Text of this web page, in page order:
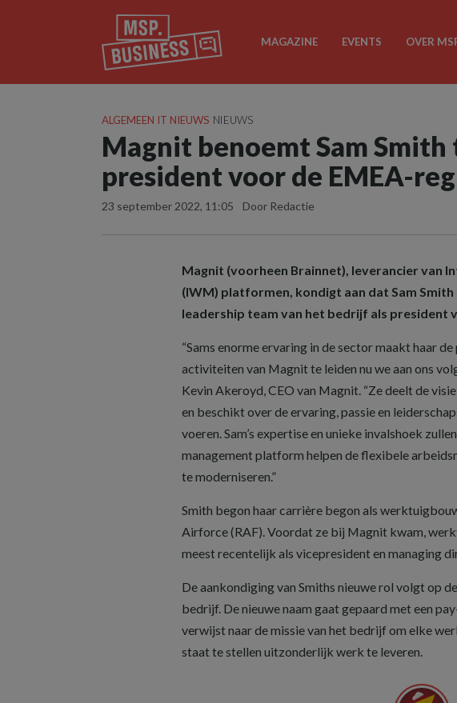
MAGAZINE EVENTS OVER
ALGEMEEN IT NIEUWS NIEUWS
Magnit benoemt Sam
president voor de EMEA-
23 september 2022, 11:05 Door Redactie
Magnit (voorheen Brainnet), leverancier van
(IWM) platformen, kondigt aan dat Sam
leadership team van het bedrijf als president
“Sams enorme ervaring in de sector maakt haar
activiteiten van Magnit te leiden nu we aan ons
Kevin Akeroyd, CEO van Magnit. “Ze deelt de
en beschikt over de ervaring, passie en
voeren. Sam’s expertise en unieke invalshoek
management platform helpen de flexibele
te moderniseren.”
Smith begon haar carrière begon als
Airforce (RAF). Voordat ze bij Magnit kwam,
meest recentelijk als vicepresident en managing
De aankondiging van Smiths nieuwe rol volgt op
bedrijf. De nieuwe naam gaat gepaard met een
verwijst naar de missie van het bedrijf om elke
staat te stellen uitzonderlijk werk te leveren.